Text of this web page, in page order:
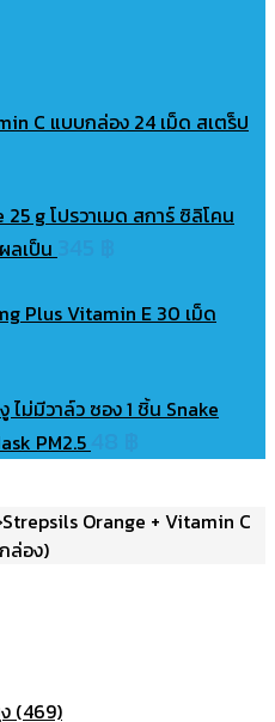
C แบบกล่อง 24 เม็ด สเตร็ป
g โปรวาเมด สการ์ ซิลิโคน
เป็น
Plus Vitamin E 30 เม็ด
ม่มีวาล์ว ซอง 1 ชิ้น Snake
PM2.5
Strepsils Orange + Vitamin C
ล่อง)
(469)